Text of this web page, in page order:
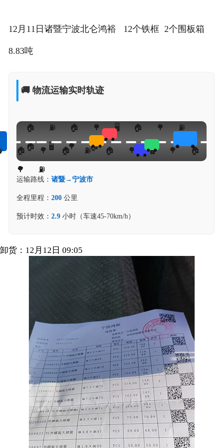
12月11日诸暨宁波北仑鸿裕 12个铁框 2个围板箱
8.83吨
🚚 物流运输实时轨迹
运输路线： 诸暨→宁波市
全程里程： 200公里
预计时效： 2.9小时（车速45-70km/h）
卸货：12月12日 09:05